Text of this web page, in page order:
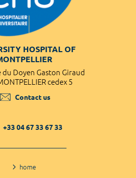
HOSPITAL OF
du Doyen Gaston Giraud
cedex 5
Contact us
+33 04 67 33 67 33
home